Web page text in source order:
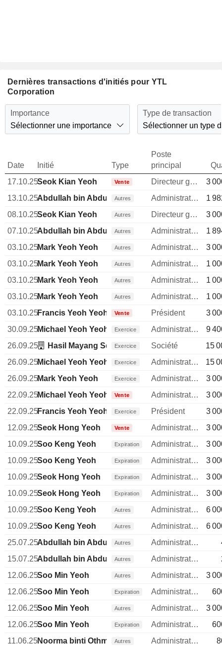
Dernières transactions d'initiés pour YTL
Corporation
Importance
Sélectionner une importance
Type de transaction
Sélectionner un type
Date Initié Type
Poste
principal
17.10.25Seok Kian Yeoh Vente Directeur general
3
13.10.25Abdullah bin Abdul Kadir
Autres Administrateur
1
08.10.25Seok Kian Yeoh Autres Directeur general
3
07.10.25Abdullah bin Abdul Kadir
Autres Administrateur
1
03.10.25Mark Yeoh Yeoh Autres Administrateur
3
03.10.25Mark Yeoh Yeoh Autres Administrateur
1
03.10.25Mark Yeoh Yeoh Autres Administrateur
1
03.10.25Mark Yeoh Yeoh Autres Administrateur
1
03.10.25Francis Yeoh Yeoh Vente Président
3
30.09.25Michael Yeoh Yeoh Exercice Administrateur
9
26.09.25
Hasil Mayang Sdn. Bhd.
Exercice Société
15
26.09.25Michael Yeoh Yeoh Exercice Administrateur
15
26.09.25Mark Yeoh Yeoh Exercice Administrateur
3
22.09.25Michael Yeoh Yeoh Vente Administrateur
3
22.09.25Francis Yeoh Yeoh Exercice Président
3
12.09.25Seok Hong Yeoh Vente Administrateur
3
10.09.25Soo Keng Yeoh Expiration Administrateur
3
10.09.25Soo Keng Yeoh Expiration Administrateur
3
10.09.25Seok Hong Yeoh Expiration Administrateur
3
10.09.25Seok Hong Yeoh Expiration Administrateur
3
10.09.25Soo Keng Yeoh Autres Administrateur
6
10.09.25Soo Keng Yeoh Autres Administrateur
6
25.07.25Abdullah bin Abdul Kadir
Autres Administrateur
15.07.25Abdullah bin Abdul Kadir
Autres Administrateur
12.06.25Soo Min Yeoh Autres Administrateur
3
12.06.25Soo Min Yeoh Expiration Administrateur
12.06.25Soo Min Yeoh Autres Administrateur
3
12.06.25Soo Min Yeoh Expiration Administrateur
11.06.25Noorma binti OthmanAutres Administrateur